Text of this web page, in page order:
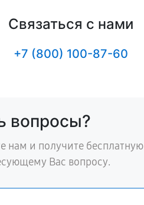
Связаться с нами
+7 (800) 100-87-60
вопросы?
нам и получите бесплатную
Вас вопросу.